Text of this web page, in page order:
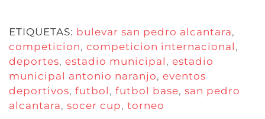
ETIQUETAS: bulevar san pedro alcantara,
competicion, competicion internacional ,
deportes, estadio municipal , estadio
municipal antonio naranjo, eventos
deportivos, futbol , futbol base, san pedro
alcantara, socer cup, torneo